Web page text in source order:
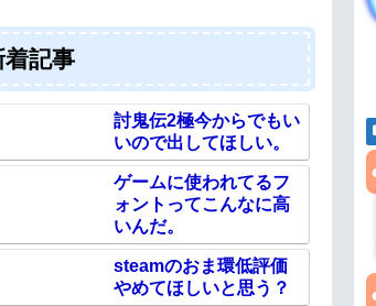
着記事
討鬼伝2極今からでもい
いので出してほしい。
ゲームに使われてるフ
ォントってこんなに高
いんだ。
steamのおま環低評価
やめてほしいと思う？